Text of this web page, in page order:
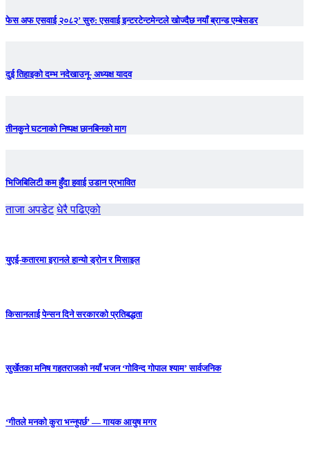
फेस अफ एसवाई २०८२’ सुरु: एसवाई इन्टरटेन्टमेन्टले खोज्दैछ नयाँ ब्रान्ड एम्बेसडर
दुई तिहाइको दम्भ नदेखाउनू- अध्यक्ष यादव
तीनकुने घटनाकाे निष्पक्ष छानबिनकाे माग
भिजिबिलिटी कम हुँदा हवाई उडान प्रभावित
ताजा अपडेट धेरै पढिएको
युएई-कतारमा इरानले हान्यो ड्रोन र मिसाइल
किसानलाई पेन्सन दिने सरकारको प्रतिबद्धता
सुर्खेतका मनिष गहतराजको नयाँ भजन ‘गोविन्द गोपाल श्याम’ सार्वजनिक
‘गीतले मनको कुरा भन्नुपर्छ’ — गायक आयुष मगर